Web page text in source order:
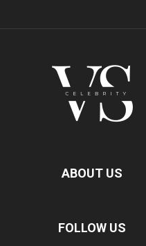
ABOUT US
FOLLOW US